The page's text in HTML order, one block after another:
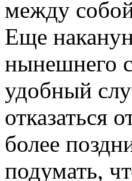
между
Еще
нынешнего
удобный
отказаться
более
подумать,